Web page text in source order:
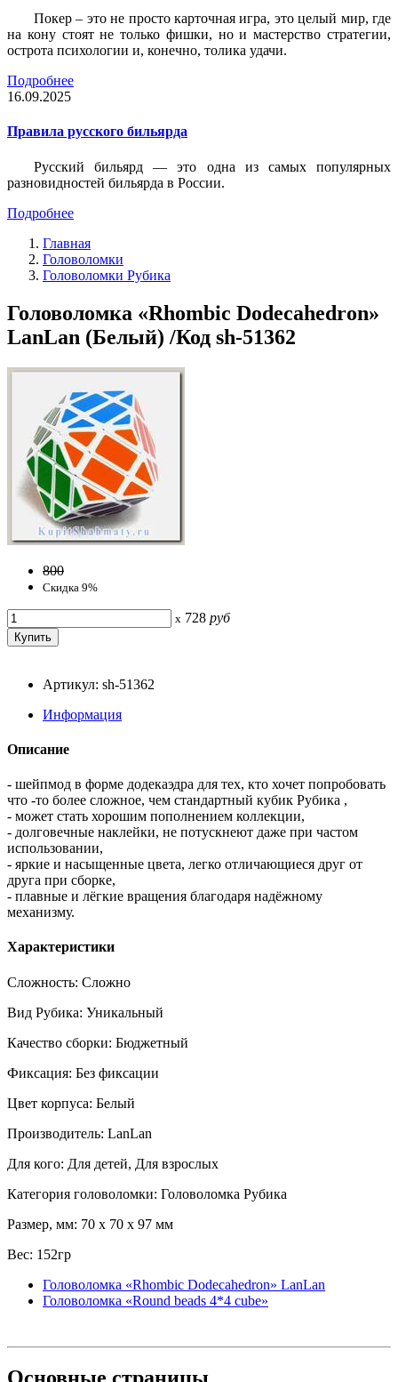
Покер – это не просто карточная игра, это целый мир, где
на кону стоят не только фишки, но и мастерство стратегии,
острота психологии и, конечно, толика удачи.
Подробнее
16.09.2025
Правила русского бильярда
Русский бильярд — это одна из самых популярных
разновидностей бильярда в России.
Подробнее
Главная
Головоломки
Головоломки Рубика
Головоломка «Rhombic Dodecahedron»
LanLan (Белый) /Код sh-51362
800
Скидка 9%
x 728 руб
Артикул: sh-51362
Информация
Описание
- шейпмод в форме додекаэдра для тех, кто хочет попробовать
что -то более сложное, чем стандартный кубик Рубика ,
- может стать хорошим пополнением коллекции,
- долговечные наклейки, не потускнеют даже при частом
использовании,
- яркие и насыщенные цвета, легко отличающиеся друг от
друга при сборке,
- плавные и лёгкие вращения благодаря надёжному
механизму.
Характеристики
Сложность: Сложно
Вид Рубика: Уникальный
Качество сборки: Бюджетный
Фиксация: Без фиксации
Цвет корпуса: Белый
Производитель: LanLan
Для кого: Для детей, Для взрослых
Категория головоломки: Головоломка Рубика
Размер, мм: 70 x 70 x 97 мм
Вес: 152гр
Головоломка «Rhombic Dodecahedron» LanLan
Головоломка «Round beads 4*4 cube»
Основные страницы